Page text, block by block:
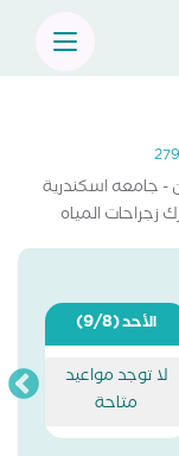
- جامعه اسكندرية
زجراحات المياه
الأحد(9/8)
لا توجد مواعيد
متاحة